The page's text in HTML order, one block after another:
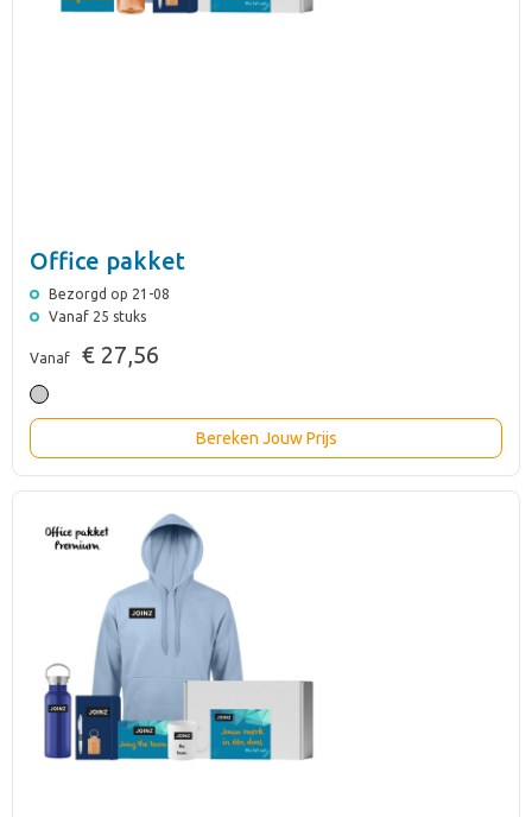
Office pakket
Bezorgd op 21-08
Vanaf 25 stuks
Vanaf € 27,56
Bereken Jouw Prijs